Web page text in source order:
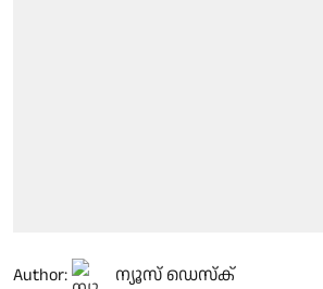
Author: ന്യൂസ് ഡെസ്ക്